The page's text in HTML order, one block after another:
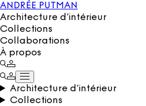
ANDRÉE PUTMAN
Architecture d’intérieur
Collections
Collaborations
À propos
Architecture d’intérieur
Collections